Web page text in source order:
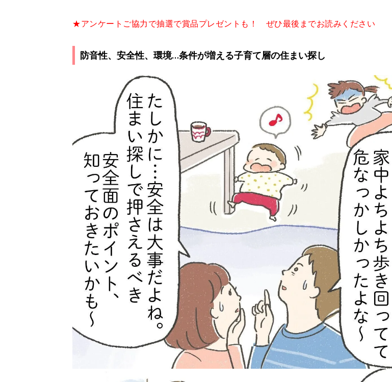
★アンケートご協力で抽選で賞品プレゼントも！ ぜひ最後までお読みください
防音性、安全性、環境…条件が増える子育て層の住まい探し